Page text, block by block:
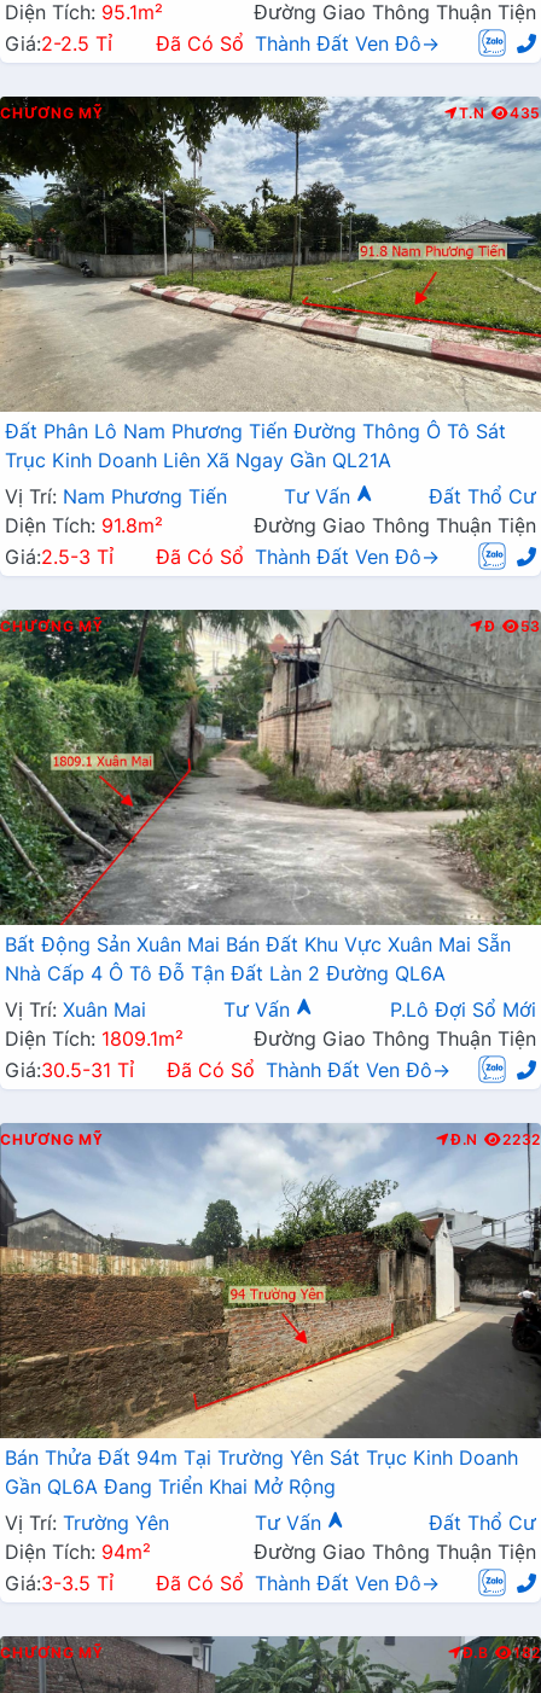
Diện Tích: 95.1m²
Đường Giao Thông Thuận Tiện
Giá:2-2.5 Tỉ Đã Có Sổ Thành Đất Ven Đô→
CHƯƠNG MỸ T.N 435
Đất Phân Lô Nam Phương Tiến Đường Thông Ô Tô Sát
Trục Kinh Doanh Liên Xã Ngay Gần QL21A
Vị Trí: Nam Phương Tiến Tư Vấn
Đất Thổ Cư
Diện Tích: 91.8m²
Đường Giao Thông Thuận Tiện
Giá:2.5-3 Tỉ Đã Có Sổ Thành Đất Ven Đô→
CHƯƠNG MỸ Đ 53
Bất Động Sản Xuân Mai Bán Đất Khu Vực Xuân Mai Sẵn
Nhà Cấp 4 Ô Tô Đỗ Tận Đất Làn 2 Đường QL6A
Vị Trí: Xuân Mai Tư Vấn
P.Lô Đợi Sổ Mới
Diện Tích: 1809.1m²
Đường Giao Thông Thuận Tiện
Giá:30.5-31 Tỉ Đã Có Sổ Thành Đất Ven Đô→
CHƯƠNG MỸ Đ.N 2232
Bán Thửa Đất 94m Tại Trường Yên Sát Trục Kinh Doanh
Gần QL6A Đang Triển Khai Mở Rộng
Vị Trí: Trường Yên Tư Vấn
Đất Thổ Cư
Diện Tích: 94m²
Đường Giao Thông Thuận Tiện
Giá:3-3.5 Tỉ Đã Có Sổ Thành Đất Ven Đô→
CHƯƠNG MỸ Đ.B 182